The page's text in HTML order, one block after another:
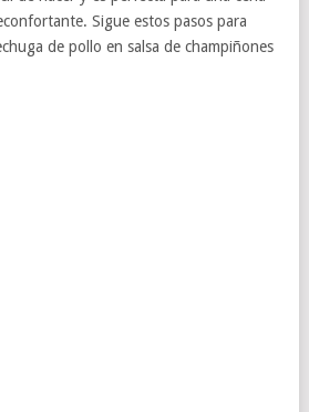
Sigue estos pasos para
de pollo en salsa de champiñones